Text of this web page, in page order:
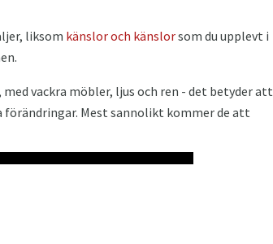
liksom känslor och känslorsom du upplevt i
vackra möbler, ljus och ren - det betyder att
förändringar. Mest sannolikt kommer de att